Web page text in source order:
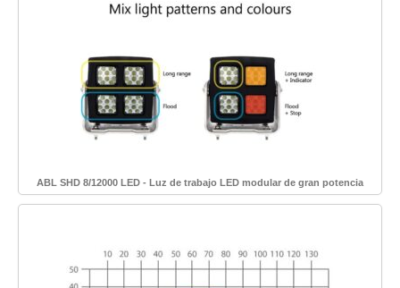
ABL SHD 8/12000 LED - Luz de trabajo LED modular de gran potencia